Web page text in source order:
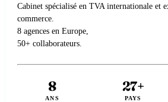
Cabinet spécialisé en TVA internationale et
commerce.
8 agences en Europe,
50+ collaborateurs.
8
ANS
27+
PAYS